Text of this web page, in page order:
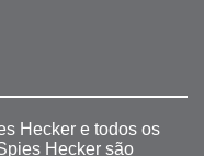
Hecker e todos os
Hecker são